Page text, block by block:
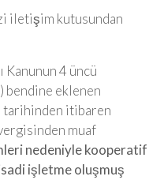
iletişim kutusundan
Kanunun 4 üncü
bendine eklenen
itibaren
muaf
nedeniyle kooperatif
işletme oluşmuş